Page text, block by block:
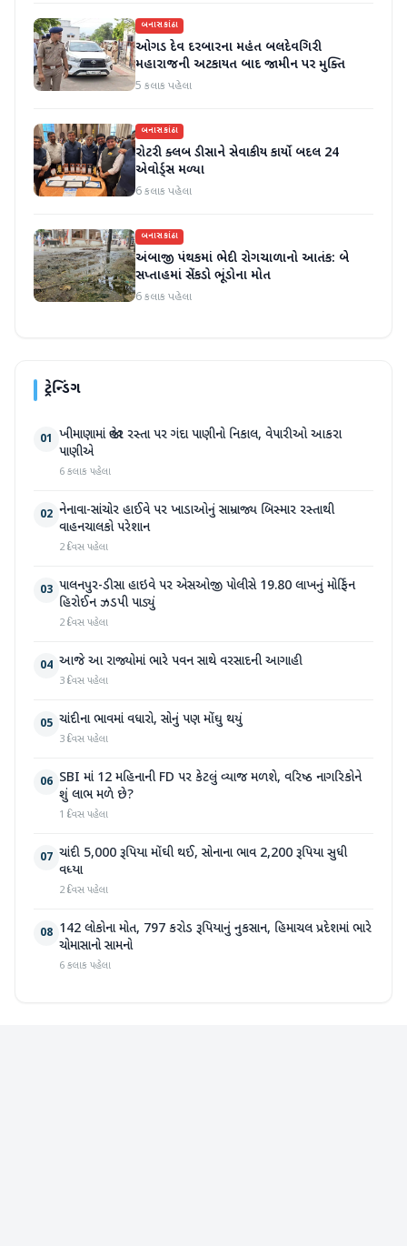
બનાસકાંઠા
ઓગડ દેવ દરબારના મહંત બલદેવગિરી
મહારાજની અટકાયત બાદ જામીન પર મુક્તિ
5 કલાક પહેલા
બનાસકાંઠા
રોટરી ક્લબ ડીસાને સેવાકીય કાર્યો બદલ 24
એવોર્ડ્સ મળ્યા
6 કલાક પહેલા
બનાસકાંઠા
અંબાજી પંથકમાં ભેદી રોગચાળાનો આતંક: બે
સપ્તાહમાં સેંકડો ભૂંડોના મોત
6 કલાક પહેલા
ટ્રેન્ડિંગ
01 ખીમાણામાં જાહેર રસ્તા પર ગંદા પાણીનો નિકાલ, વેપારીઓ આકરા
પાણીએ
6 કલાક પહેલા
02 નેનાવા-સાંચોર હાઈવે પર ખાડાઓનું સામ્રાજ્ય બિસ્માર રસ્તાથી
વાહનચાલકો પરેશાન
2 દિવસ પહેલા
03 પાલનપુર-ડીસા હાઇવે પર એસઓજી પોલીસે 19.80 લાખનું મોર્ફિન
હિરોઈન ઝડપી પાડ્યું
2 દિવસ પહેલા
04 આજે આ રાજ્યોમાં ભારે પવન સાથે વરસાદની આગાહી
3 દિવસ પહેલા
05 ચાંદીના ભાવમાં વધારો, સોનું પણ મોંઘુ થયું
3 દિવસ પહેલા
06 SBI માં 12 મહિનાની FD પર કેટલું વ્યાજ મળશે, વરિષ્ઠ નાગરિકોને
શું લાભ મળે છે?
1 દિવસ પહેલા
07 ચાંદી 5,000 રૂપિયા મોંઘી થઈ, સોનાના ભાવ 2,200 રૂપિયા સુધી
વધ્યા
2 દિવસ પહેલા
08 142 લોકોના મોત, 797 કરોડ રૂપિયાનું નુકસાન, હિમાચલ પ્રદેશમાં ભારે
ચોમાસાનો સામનો
6 કલાક પહેલા